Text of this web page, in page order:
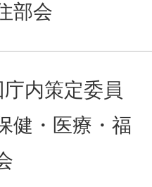
部会
内策定委員
・医療・福